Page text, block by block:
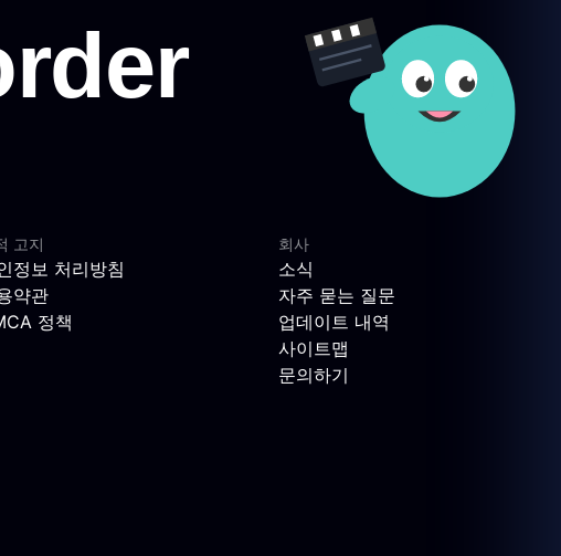
고지
정보 처리방침
약관
정책
회사
소식
자주 묻는 질문
업데이트 내역
사이트맵
문의하기